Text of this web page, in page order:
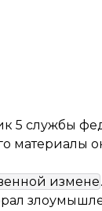
5 службы
материалы
измене